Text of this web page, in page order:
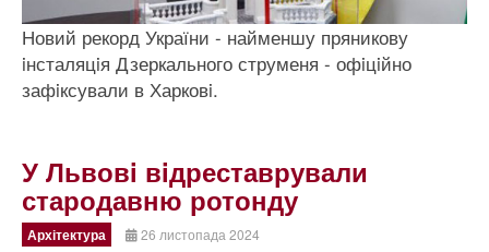
Новий рекорд України - найменшу пряникову
iнсталяцiя Дзеркального струменя - офiцiйно
зафiксували в Харковi.
У Львовi вiдреставрували
стародавню ротонду
Архітектура 26 листопада 2024